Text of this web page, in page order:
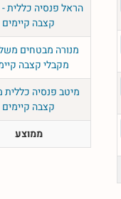
הראל פנסיה כללית
קצבה קיימים
מנורה מבטחים
מקבלי קצבה
מיטב פנסיה כללית
קצבה קיימים
ממוצע